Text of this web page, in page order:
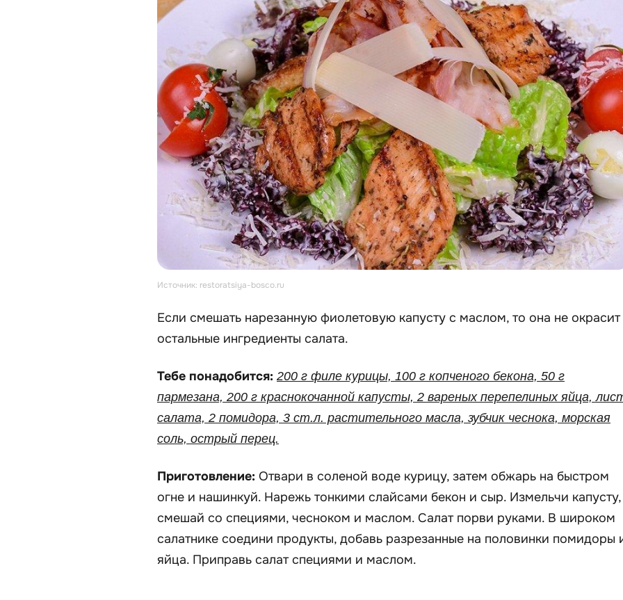
Источник: restoratsiya-bosco.ru
Если смешать нарезанную фиолетовую капусту с маслом, то она не окрасит
остальные ингредиенты салата.
Тебе понадобится: 200 г филе курицы, 100 г копченого бекона, 50 г
пармезана, 200 г краснокочанной капусты, 2 вареных перепелиных яйца,
салата, 2 помидора, 3 ст.л. растительного масла, зубчик чеснока, морская
соль, острый перец.
Приготовление: Отвари в соленой воде курицу, затем обжарь на быстром
огне и нашинкуй. Нарежь тонкими слайсами бекон и сыр. Измельчи капусту,
смешай со специями, чесноком и маслом. Салат порви руками. В широком
салатнике соедини продукты, добавь разрезанные на половинки помидоры
яйца. Приправь салат специями и маслом.